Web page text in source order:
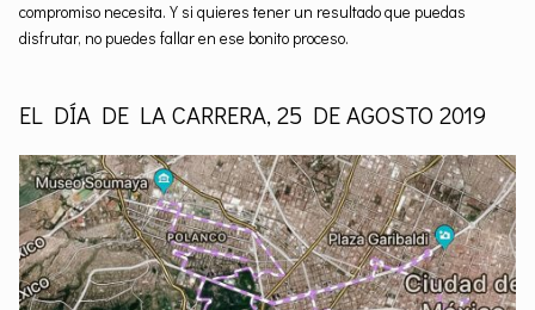
compromiso necesita. Y si quieres tener un resultado que puedas
disfrutar, no puedes fallar en ese bonito proceso.
EL DÍA DE LA CARRERA, 25 DE AGOSTO 2019